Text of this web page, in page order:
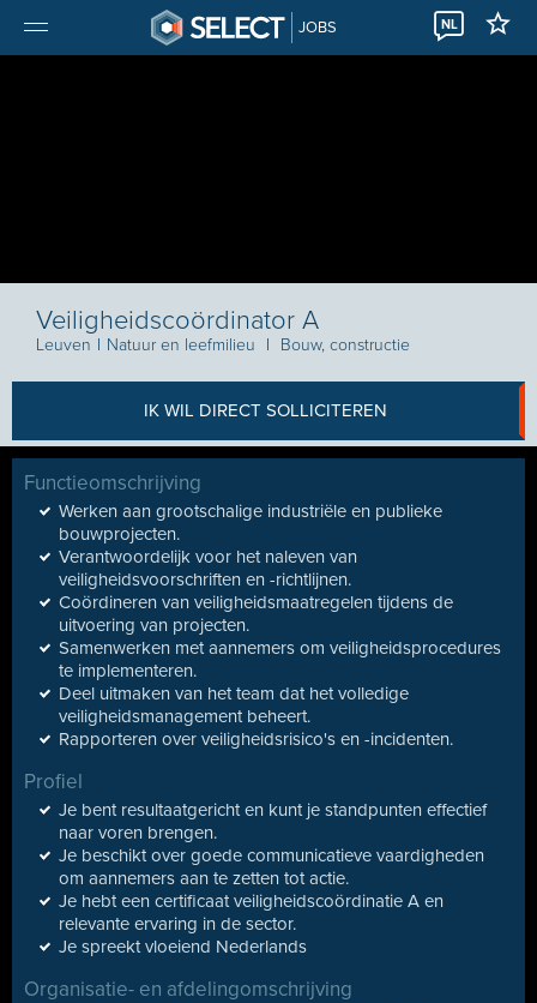
JOBS NL
Veiligheidscoördinator A
Leuven I Natuur en leefmilieu I Bouw, constructie
IK WIL DIRECT SOLLICITEREN
Functieomschrijving
Werken aan grootschalige industriële en publieke
bouwprojecten.
Verantwoordelijk voor het naleven van
veiligheidsvoorschriften en -richtlijnen.
Coördineren van veiligheidsmaatregelen tijdens de
uitvoering van projecten.
Samenwerken met aannemers om veiligheidsprocedures
te implementeren.
Deel uitmaken van het team dat het volledige
veiligheidsmanagement beheert.
Rapporteren over veiligheidsrisico's en -incidenten.
Profiel
Je bent resultaatgericht en kunt je standpunten effectief
naar voren brengen.
Je beschikt over goede communicatieve vaardigheden
om aannemers aan te zetten tot actie.
Je hebt een certificaat veiligheidscoördinatie A en
relevante ervaring in de sector.
Je spreekt vloeiend Nederlands
Organisatie- en afdelingomschrijving